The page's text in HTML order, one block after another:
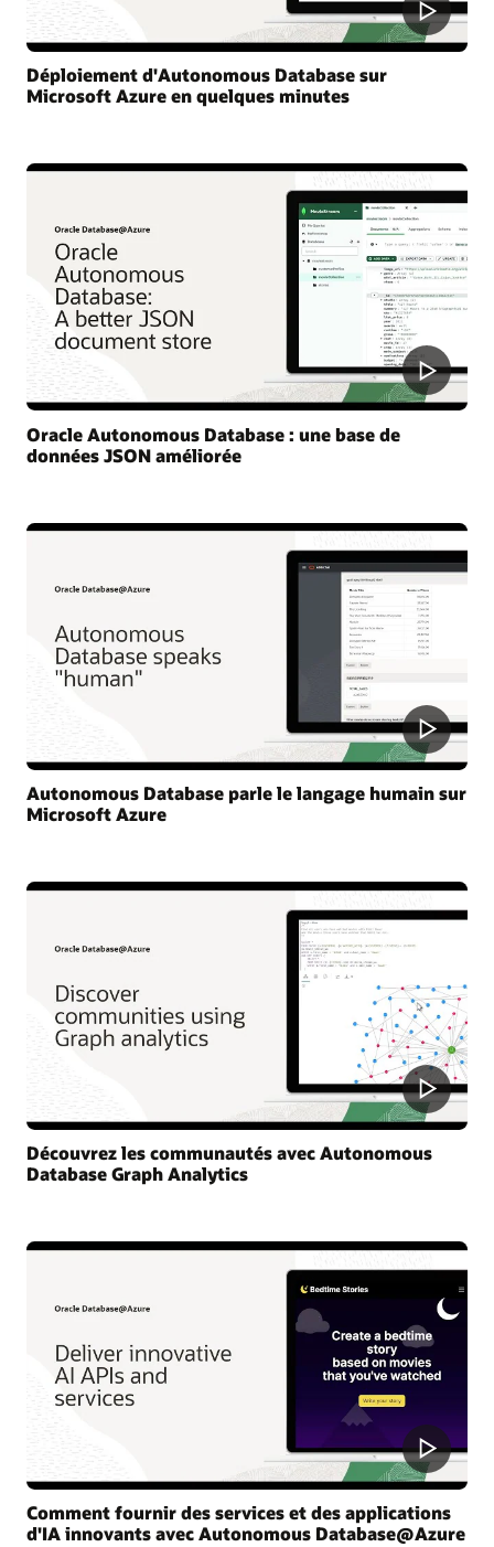
Déploiement d'Autonomous Database sur
Microsoft Azure en quelques minutes
Oracle Autonomous Database : une base de
données JSON améliorée
Autonomous Database parle le langage humain sur
Microsoft Azure
Découvrez les communautés avec Autonomous
Database Graph Analytics
Comment fournir des services et des applications
d'IA innovants avec Autonomous Database@Azure